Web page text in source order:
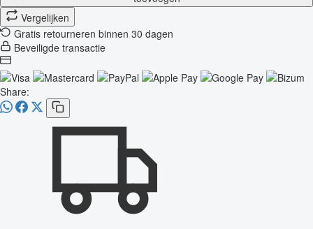
Vergelijken
Gratis retourneren binnen 30 dagen
Beveiligde transactie
Share: